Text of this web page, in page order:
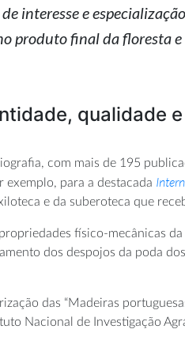
interesse e
produto final da floresta
qualidade
com mais de 195
para a destacada
e da suberoteca que
físico-mecânicas
dos despojos da poda
das “Madeiras
Nacional de Investigação